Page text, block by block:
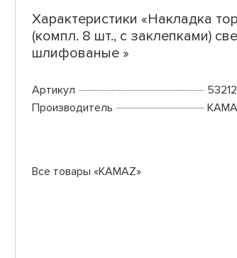
Характеристики «Накладка
(компл. 8 шт., с заклепками)
шлифованые »
Артикул
Производитель
Все товары «KAMAZ»